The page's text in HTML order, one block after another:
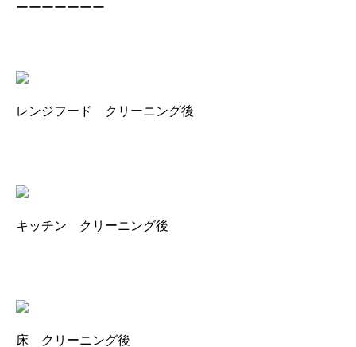
ーーーーーーー
レンジフード クリーニング後
キッチン クリーニング後
床 クリーニング後